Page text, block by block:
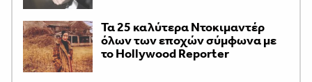
Τα 25 καλύτερα Ντοκιμαντέρ
όλων των εποχών σύμφωνα με
το Hollywood Reporter